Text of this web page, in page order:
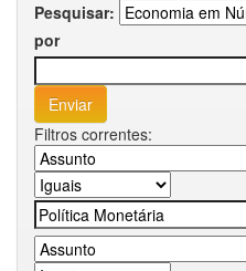
Pesquisar:
por
Filtros correntes: